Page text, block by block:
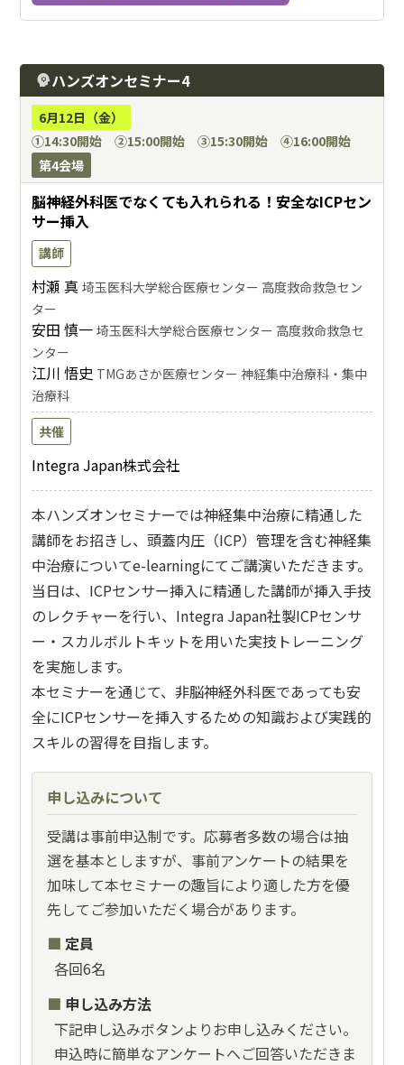
psychologyハンズオンセミナー4
6月12日（金）
①14:30開始 ②15:00開始 ③15:30開始 ④16:00開始
第4会場
脳神経外科医でなくても入れられる！安全なICPセン
サー挿入
講師
村瀬 真 埼玉医科大学総合医療センター 高度救命救急セン
ター
安田 慎一 埼玉医科大学総合医療センター 高度救命救急セ
ンター
江川 悟史 TMGあさか医療センター 神経集中治療科・集中
治療科
共催
Integra Japan株式会社
本ハンズオンセミナーでは神経集中治療に精通した
講師をお招きし、頭蓋内圧（ICP）管理を含む神経集
中治療についてe-learningにてご講演いただきます。
当日は、ICPセンサー挿入に精通した講師が挿入手技
のレクチャーを行い、Integra Japan社製ICPセンサ
ー・スカルボルトキットを用いた実技トレーニング
を実施します。
本セミナーを通じて、非脳神経外科医であっても安
全にICPセンサーを挿入するための知識および実践的
スキルの習得を目指します。
申し込みについて
受講は事前申込制です。応募者多数の場合は抽
選を基本としますが、事前アンケートの結果を
加味して本セミナーの趣旨により適した方を優
先してご参加いただく場合があります。
定員
各回6名
申し込み方法
下記申し込みボタンよりお申し込みください。
申込時に簡単なアンケートへご回答いただきま